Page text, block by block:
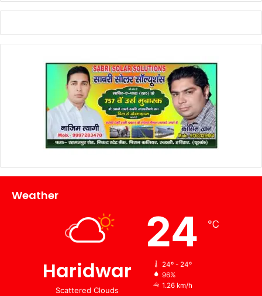
Weather
Haridwar
Scattered Clouds
24 ℃
24º - 24º
96%
1.26 km/h